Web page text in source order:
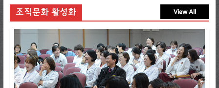
조직문화 활성화 View All